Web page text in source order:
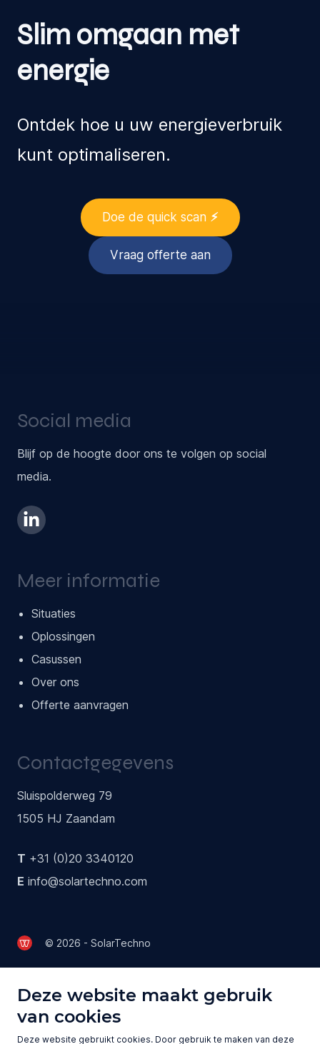
Slim omgaan met
energie
Ontdek hoe u uw energieverbruik
kunt optimaliseren.
Doe de quick scan ⚡︎
Vraag offerte aan
Social media
Blijf op de hoogte door ons te volgen op social
media.
Meer informatie
Situaties
Oplossingen
Casussen
Over ons
Offerte aanvragen
Contactgegevens
Sluispolderweg 79
1505 HJ Zaandam
T +31 (0)20 3340120
E info@solartechno.com
© 2026 - SolarTechno
Deze website maakt gebruik
van cookies
Deze website gebruikt cookies. Door gebruik te maken van deze